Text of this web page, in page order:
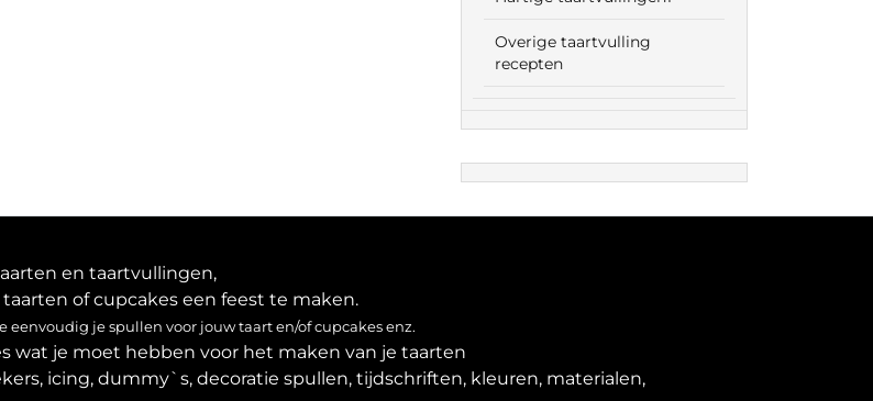
Overige taartvulling
recepten
en taartvullingen,
of cupcakes een feest te maken.
je spullen voor jouw taart en/of cupcakes enz.
wat je moet hebben voor het maken van je taarten
icing, dummy`s, decoratie spullen, tijdschriften, kleuren, materialen,